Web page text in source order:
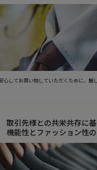
心してお買い物していただくために、厳
取引先様との共栄共存に基
機能性とファッション性